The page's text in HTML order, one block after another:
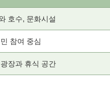
호수, 문화시설
참여 중심
장과 휴식 공간